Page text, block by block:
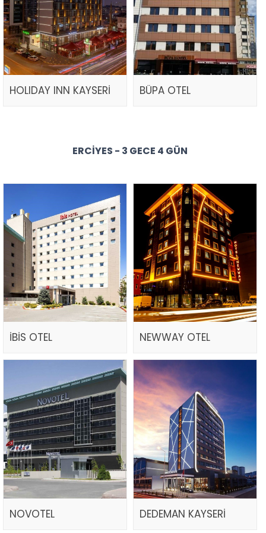
HOLIDAY INN KAYSERİ BÜPA OTEL
ERCIYES - 3 GECE 4 GÜN
İBİS OTEL NEWWAY OTEL
NOVOTEL DEDEMAN KAYSERİ